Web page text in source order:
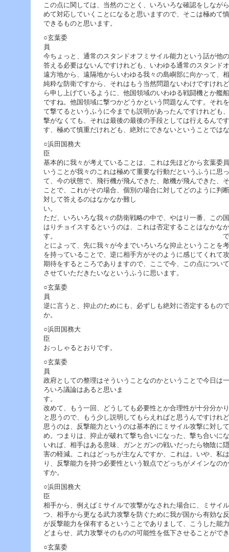
この点に関しては、当然のごとく、いろいろな確認をしなが
めて対応していくことになると思いますので、そこは極めて
できるものと思います。
○玄葉委
今ちょっと、通常のスタンドオフミサイル能力という話が他
答える必要はないんですけれども、いわゆる通常のスタンド
遠方地から、遠隔地からいわゆる我々の島嶼部に向かって、
純粋な防衛ですから、それはもう当然問題ないわけですけれ
ら申し上げているように、他国領域のいわゆる戦闘機とか艦
ですね。他国領域に撃つかどうかという問題なんです。それ
て撃てるというふうに今までも説明があったんですけれども
撃がなくても、それは最後の最後の手段としては行えるんで
す、極めて慎重だけれども、絶対にできないということでは
○浜田国務大
基本的に我々が考えていることは、これは先ほどから玄葉委
いうことが我々のこれは極めて重要な行動だというふうに思
て、今の状態で、飛行機が飛んできた、敵機が飛んできた、
ことで、これがその場合、個別の場合に対してどのように判
対して答えるのはなかなか難し
ただ、いろいろな我々の防衛戦略の中で、やはり一番、この
はりチョイスするというのは、これは否定することはなかな
す。 ですから、今ここでそ
とによって、先に我々が今までいろいろな抑止ということを
を持っていることで、逆に相手方がそのように感じてくれて
期待をするところでありますので、ここで今、この点につい
させていただきたいなというふうに思います。
○玄葉委
逆に言うと、抑止のためにも、必ずしも絶対に否定するもの
か。
○浜田国務大
おっしゃるとおりです。
○玄葉委
政府としての整理はそういうことなのかということで今日は
ろいろ議論はあると思いま
改めて、もう一回、どうしても必要性とか合理性が十分分か
と思うので、もう少し説明してもらえればと思うんですけれ
思うのは、反撃能力というのは基本的にミサイル攻撃に対し
め。つまりは、抑止が破れて撃ち合いになった、撃ち合いに
いれば、相手はある意味、ガンとガンの戦いだったら物陰に
害の軽減。これはどっちが主なんですか、これは。いや、私
り、反撃能力を持つ必要性という観点でどっちがメインなの
すか。
○浜田国務大
相手から、例えばミサイルで攻撃がなされた場合に、ミサイ
つ、相手から更なる武力攻撃を防ぐために我が国から有効な
が反撃能力を保有するということでありまして、こうした能
どまらせ、武力攻撃そのものの可能性を低下させることがで
○玄葉委